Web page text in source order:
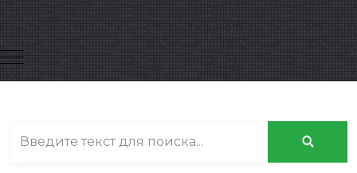
Mobile Menu Toggle